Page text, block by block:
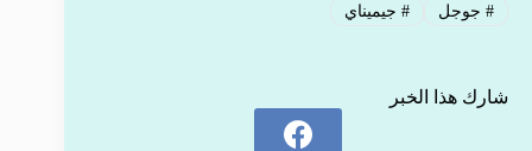
#جوجل #جيميناي
شارك هذا الخبر